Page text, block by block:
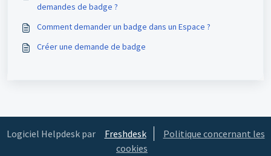
demandes de badge ?
Comment demander un badge dans un Espace ?
Créer une demande de badge
Logiciel Helpdesk par Freshdesk
Politique concernant les
cookies